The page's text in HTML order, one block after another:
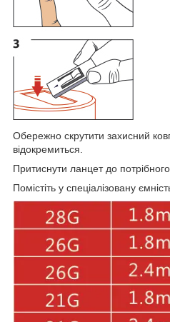
Обережно скрутити захисний
відокремиться.
Притиснути ланцет до
Помістіть у спеціалізовану